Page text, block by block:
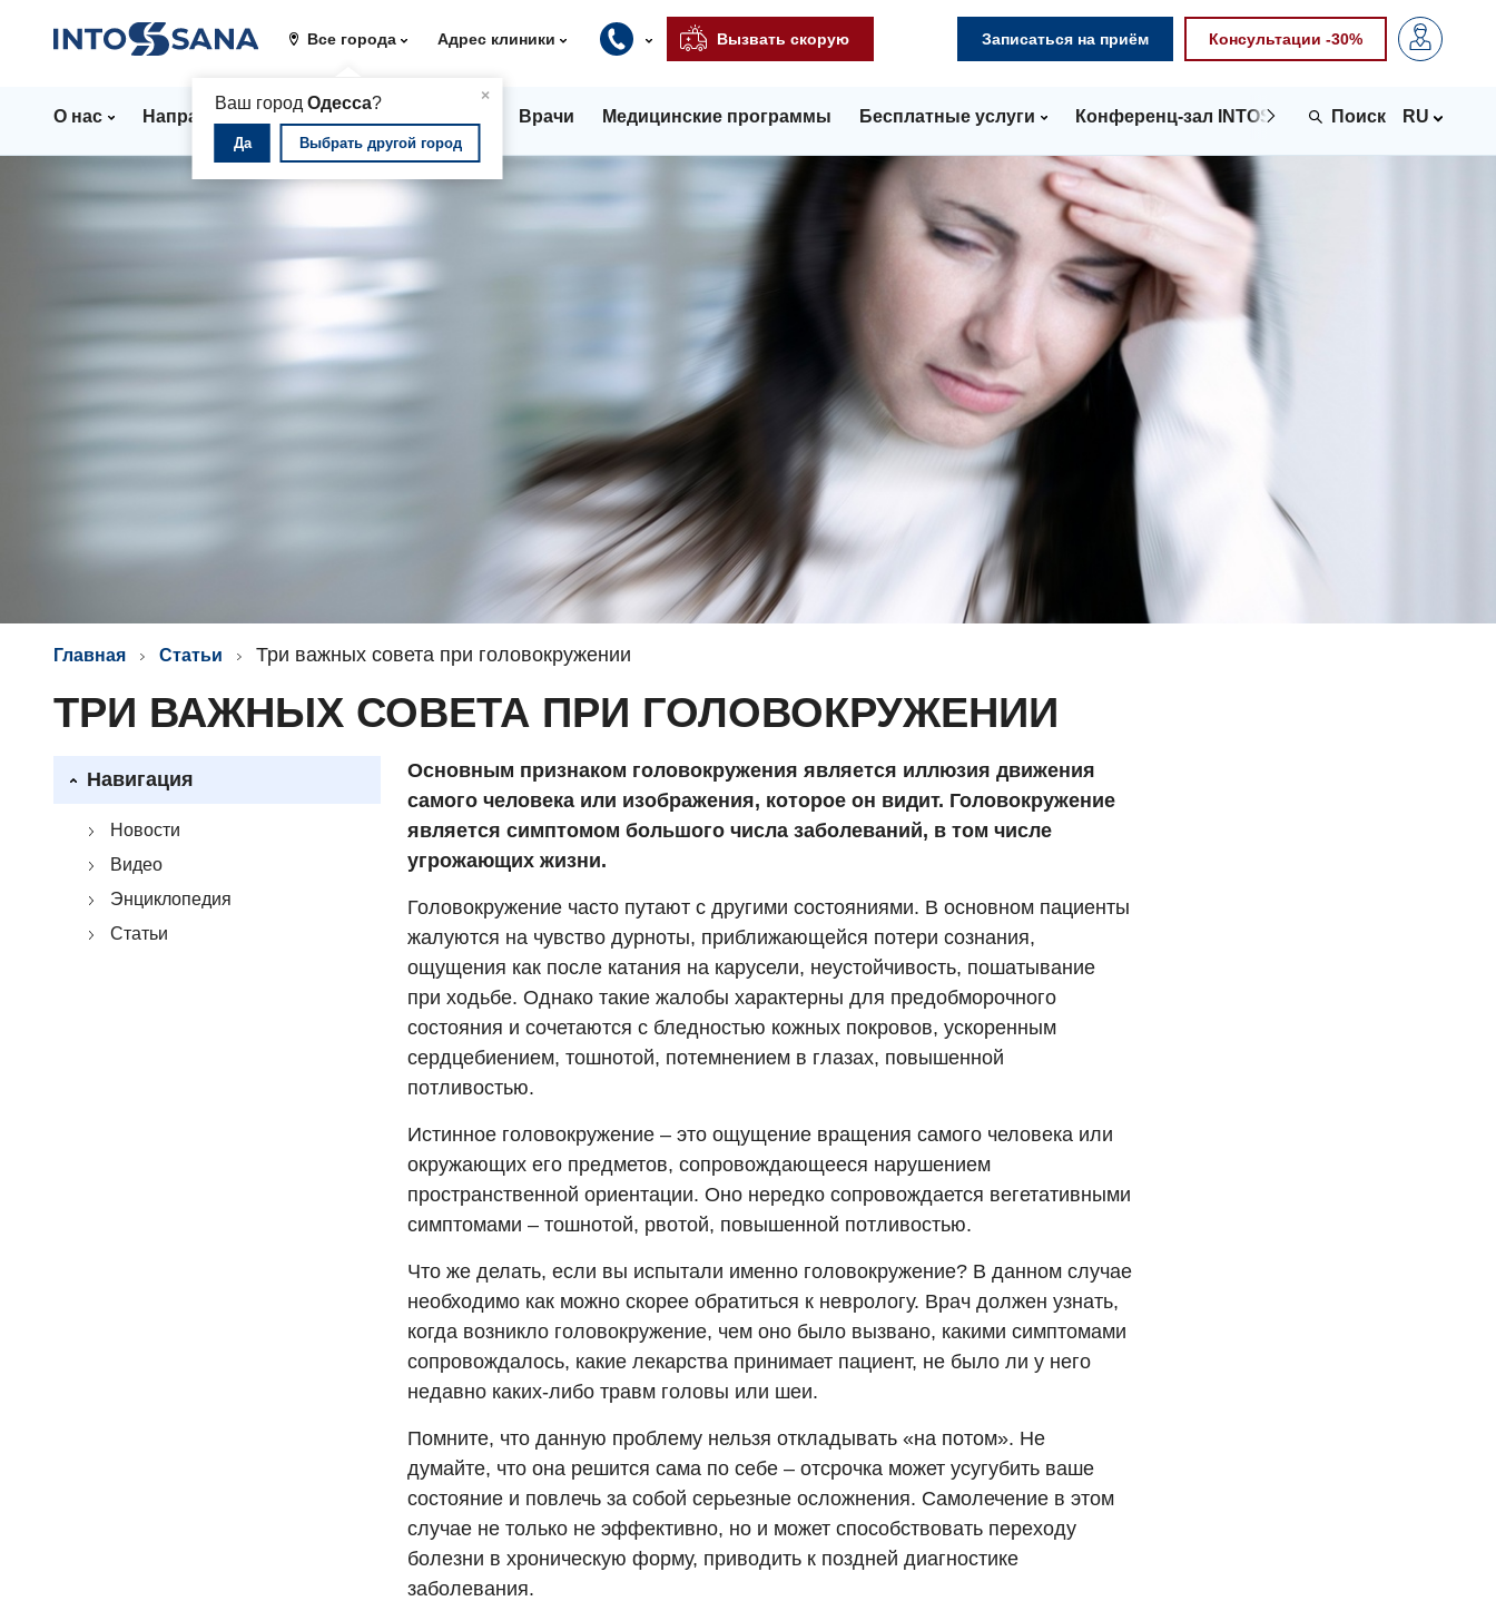
Все города
×
Ваш город Одесса?
Да Выбрать другой город
Адрес клиники Вызвать скорую Записаться на приём Консультации -30%
О нас Направления Стационар Врачи Медицинские программы Бесплатные услуги Конференц-зал INTOSPACE Контакты
RU
Главная Статьи Три важных совета при головокружении
ТРИ ВАЖНЫХ СОВЕТА ПРИ ГОЛОВОКРУЖЕНИИ
Навигация
Новости
Видео
Энциклопедия
Статьи
Основным признаком головокружения является иллюзия движения
самого человека или изображения, которое он видит. Головокружение
является симптомом большого числа заболеваний, в том числе
угрожающих жизни.
Головокружение часто путают с другими состояниями. В основном пациенты
жалуются на чувство дурноты, приближающейся потери сознания,
ощущения как после катания на карусели, неустойчивость, пошатывание
при ходьбе. Однако такие жалобы характерны для предобморочного
состояния и сочетаются с бледностью кожных покровов, ускоренным
сердцебиением, тошнотой, потемнением в глазах, повышенной
потливостью.
Истинное головокружение – это ощущение вращения самого человека или
окружающих его предметов, сопровождающееся нарушением
пространственной ориентации. Оно нередко сопровождается вегетативными
симптомами – тошнотой, рвотой, повышенной потливостью.
Что же делать, если вы испытали именно головокружение? В данном случае
необходимо как можно скорее обратиться к неврологу. Врач должен узнать,
когда возникло головокружение, чем оно было вызвано, какими симптомами
сопровождалось, какие лекарства принимает пациент, не было ли у него
недавно каких-либо травм головы или шеи.
Помните, что данную проблему нельзя откладывать «на потом». Не
думайте, что она решится сама по себе – отсрочка может усугубить ваше
состояние и повлечь за собой серьезные осложнения. Самолечение в этом
случае не только не эффективно, но и может способствовать переходу
болезни в хроническую форму, приводить к поздней диагностике
заболевания.